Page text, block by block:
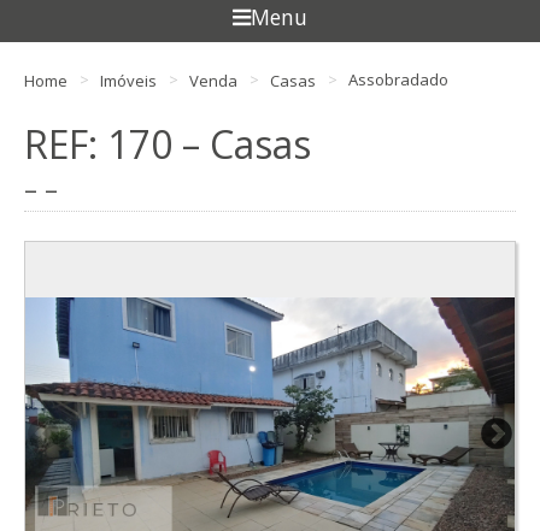
Menu
Home Imóveis Venda Casas Assobradado
REF: 170 – Casas
– –